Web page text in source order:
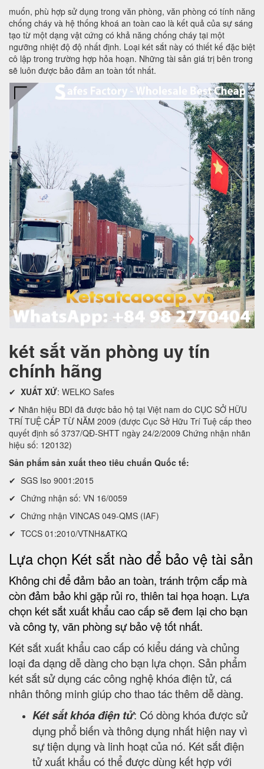
muốn, phù hợp sử dụng trong văn phòng, văn phòng có tính năng
chống cháy và hệ thống khoá an toàn cao là kết quả của sự sáng
tạo từ một dạng vật cứng có khả năng chống cháy tại một
ngưỡng nhiệt độ độ nhất định. Loại két sắt này có thiết kế đặc biệt
cô lập trong trường hợp hỏa hoạn. Những tài sản giá trị bên trong
sẽ luôn được bảo đảm an toàn tốt nhất.
két sắt văn phòng uy tín
chính hãng
✔ XUẤT XỨ: WELKO Safes
✔ Nhãn hiệu BDI đã được bảo hộ tại Việt nam do CỤC SỞ HỮU
TRÍ TUỆ CẤP TỪ NĂM 2009 (được Cục Sở Hữu Trí Tuệ cấp theo
quyết định số 3737/QĐ-SHTT ngày 24/2/2009 Chứng nhận nhãn
hiệu số: 120132)
Sản phẩm sản xuất theo tiêu chuẩn Quốc tế:
✔ SGS Iso 9001:2015
✔ Chứng nhận số: VN 16/0059
✔ Chứng nhận VINCAS 049-QMS (IAF)
✔ TCCS 01:2010/VTNH&ATKQ
Lựa chọn Két sắt nào để bảo vệ tài sản
Không chi để đảm bảo an toàn, tránh trộm cắp mà
còn đảm bảo khi gặp rủi ro, thiên tai họa hoạn. Lựa
chọn két sắt xuất khẩu cao cấp sẽ đem lại cho bạn
và công ty, văn phòng sự bảo vệ tốt nhất.
Két sắt xuất khẩu cao cấp có kiểu dáng và chủng
loại đa dạng dễ dàng cho bạn lựa chọn. Sản phẩm
két sắt sử dụng các công nghệ khóa điện tử, cá
nhân thông minh giúp cho thao tác thêm dễ dàng.
Két sắt khóa điện tử: Có dòng khóa được sử
dụng phổ biến và thông dụng nhất hiện nay vì
sự tiện dụng và linh hoạt của nó. Két sắt điện
tử xuất khẩu có thể được dùng kết hợp với